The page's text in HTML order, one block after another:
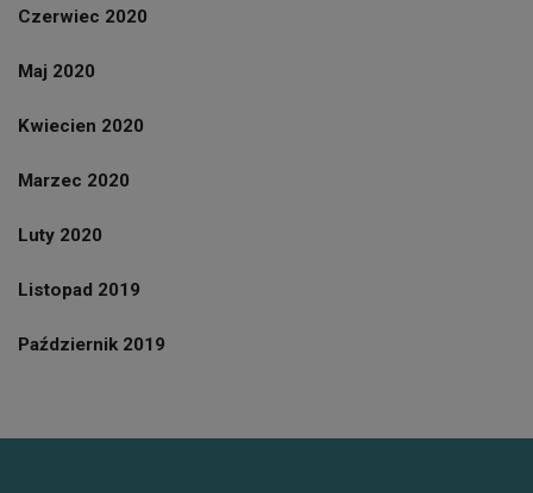
Czerwiec 2020
Maj 2020
Kwiecien 2020
Marzec 2020
Luty 2020
Listopad 2019
Październik 2019